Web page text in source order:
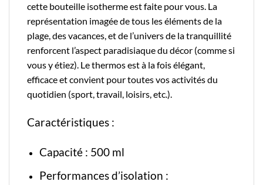
cette bouteille isotherme est faite pour vous. La
représentation imagée de tous les éléments de la
plage, des vacances, et de l’univers de la tranquillité
renforcent l’aspect paradisiaque du décor (comme si
vous y étiez). Le thermos est à la fois élégant,
efficace et convient pour toutes vos activités du
quotidien (sport, travail, loisirs, etc.).
Caractéristiques :
Capacité : 500 ml
Performances d’isolation :